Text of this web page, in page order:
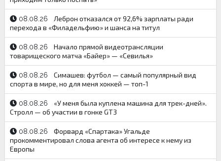
08.08.26
Леброн отказался от 92,6% зарплаты ради
перехода в «Филадельфию» и шанса на титул
08.08.26
Начало прямой видеотрансляции
товарищеского матча «Байер» — «Севилья»
08.08.26
Симашев: футбол — самый популярный вид
спорта в мире, но для меня хоккей — топ-1
08.08.26
«У меня была куплена машина для трек-дней».
Стролл — об участии в гонке GT3
08.08.26
Форвард «Спартака» Угальде
прокомментировал слова агента об интересе к нему из
Европы